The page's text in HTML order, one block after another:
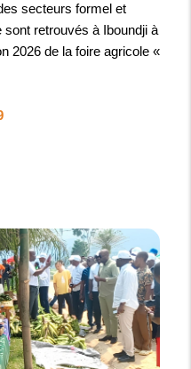
secteurs formel et
sont retrouvés à Iboundji à
2026 de la foire agricole «